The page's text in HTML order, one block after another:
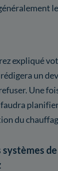
expliqué
un
Une
du